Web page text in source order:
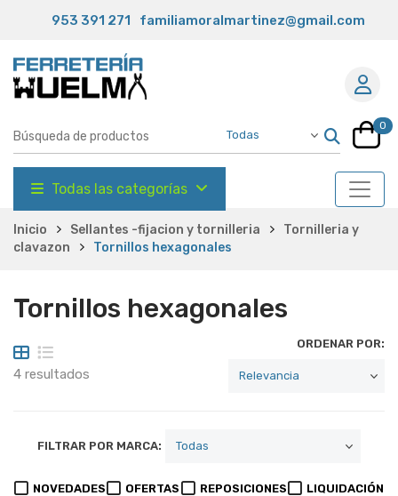
953 391 271 familiamoralmartinez@gmail.com
0
Todas las categorías
Inicio Sellantes -fijacion y tornilleria
Tornilleria y
clavazon
Tornillos hexagonales
Tornillos hexagonales
4 resultados
ORDENAR POR:
FILTRAR POR MARCA:
NOVEDADES OFERTAS REPOSICIONES LIQUIDACIÓN